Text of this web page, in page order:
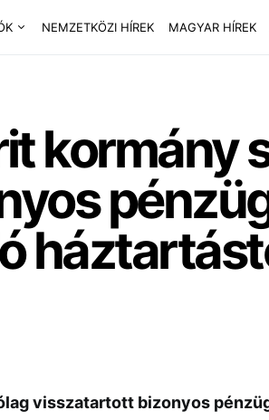
NEMZETKÖZI HÍREK MAGYAR HÍREK
kormány
visszatartott bizonyos